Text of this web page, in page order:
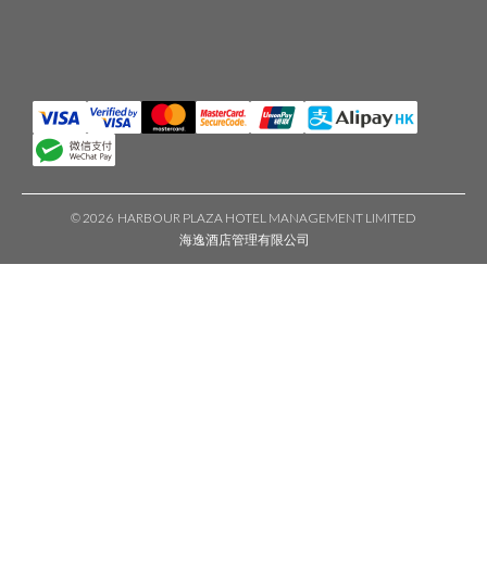
©2026 HARBOUR PLAZA HOTEL MANAGEMENT LIMITED
海逸酒店管理有限公司